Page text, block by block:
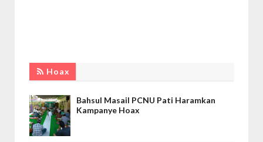
Hoax
Bahsul Masail PCNU Pati Haramkan
Kampanye Hoax